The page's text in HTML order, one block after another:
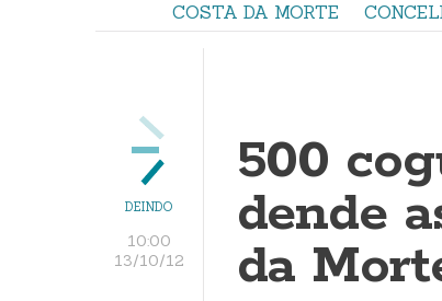
COSTA DA MORTE
DEINDO
10:00
13/10/12
500
dende
da